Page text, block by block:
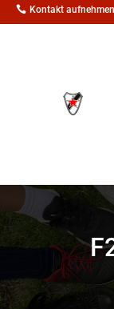
 Kontakt aufnehmen